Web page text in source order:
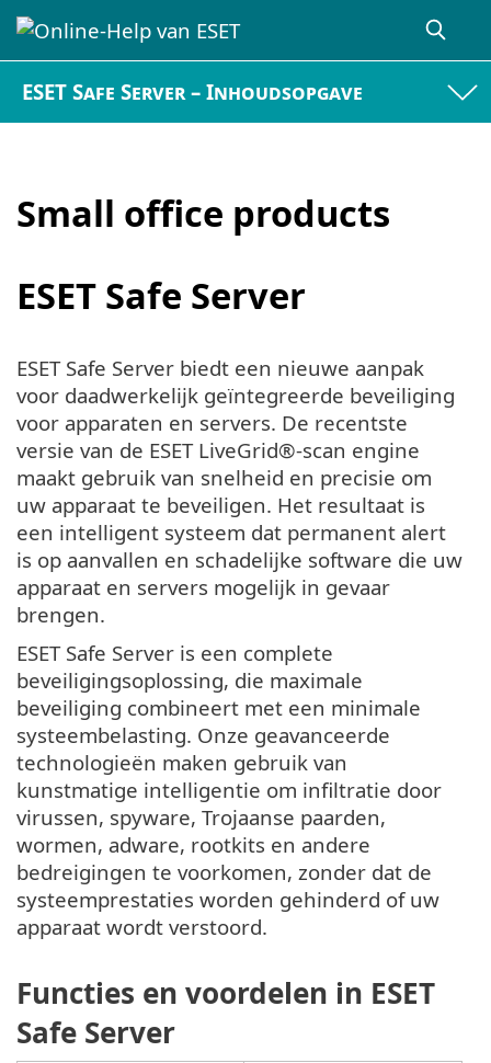
ESET Safe Server – Inhoudsopgave
Small office products
ESET Safe Server
ESET Safe Server biedt een nieuwe aanpak
voor daadwerkelijk geïntegreerde beveiliging
voor apparaten en servers. De recentste
versie van de ESET LiveGrid®-scan engine
maakt gebruik van snelheid en precisie om
uw apparaat te beveiligen. Het resultaat is
een intelligent systeem dat permanent alert
is op aanvallen en schadelijke software die uw
apparaat en servers mogelijk in gevaar
brengen.
ESET Safe Server is een complete
beveiligingsoplossing, die maximale
beveiliging combineert met een minimale
systeembelasting. Onze geavanceerde
technologieën maken gebruik van
kunstmatige intelligentie om infiltratie door
virussen, spyware, Trojaanse paarden,
wormen, adware, rootkits en andere
bedreigingen te voorkomen, zonder dat de
systeemprestaties worden gehinderd of uw
apparaat wordt verstoord.
Functies en voordelen in ESET
Safe Server